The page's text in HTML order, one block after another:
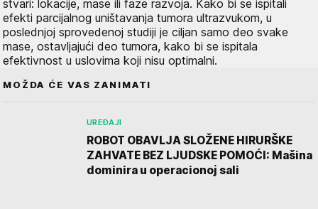
stvari: lokacije, mase ili faze razvoja. Kako bi se ispitali
efekti parcijalnog uništavanja tumora ultrazvukom, u
poslednjoj sprovedenoj studiji je ciljan samo deo svake
mase, ostavljajući deo tumora, kako bi se ispitala
efektivnost u uslovima koji nisu optimalni.
MOŽDA ĆE VAS ZANIMATI
UREĐAJI
ROBOT OBAVLJA SLOŽENE HIRURŠKE
ZAHVATE BEZ LJUDSKE POMOĆI: Mašina
dominira u operacionoj sali